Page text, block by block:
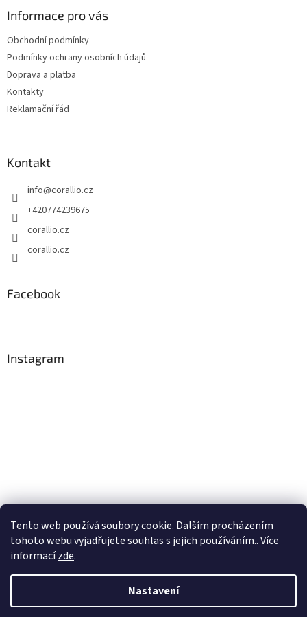
Tento web používá soubory cookie. Dalším procházením
tohoto webu vyjadřujete souhlas s jejich používáním.. Více
informacízde.
Nastavení
Informace pro vás
Obchodní podmínky
Podmínky ochrany osobních údajů
Doprava a platba
Kontakty
Reklamační řád
Kontakt
info@corallio.cz
+420774239675
corallio.cz
corallio.cz
Facebook
Instagram
Sledovat na Instagramu